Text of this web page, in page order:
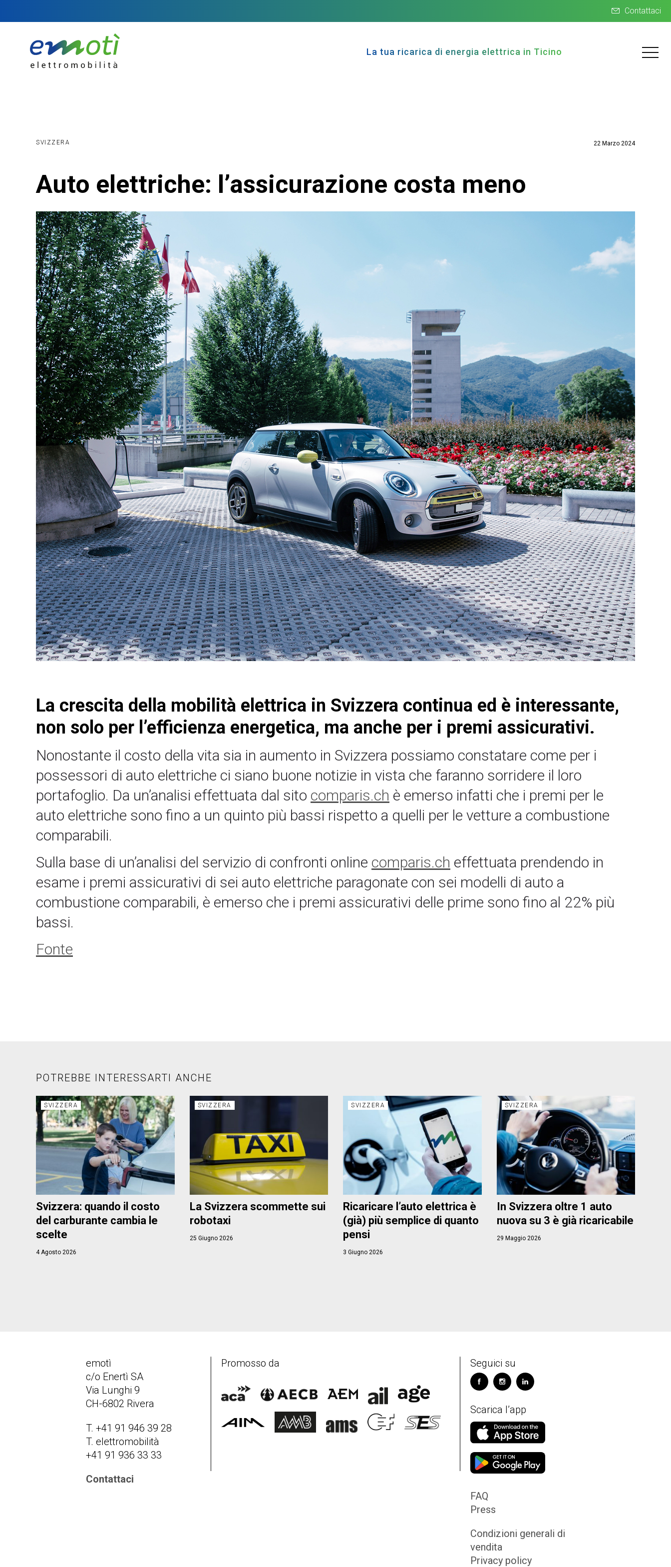
Contattaci
La tua ricarica di energia elettrica in Ticino
SVIZZERA 22 Marzo 2024
Auto elettriche: l’assicurazione costa meno
La crescita della mobilità elettrica in Svizzera continua ed è interessante,
non solo per l’efficienza energetica, ma anche per i premi assicurativi.
Nonostante il costo della vita sia in aumento in Svizzera possiamo constatare come per i
possessori di auto elettriche ci siano buone notizie in vista che faranno sorridere il loro
portafoglio. Da un’analisi effettuata dal sito comparis.ch è emerso infatti che i premi per le
auto elettriche sono fino a un quinto più bassi rispetto a quelli per le vetture a combustione
comparabili.
Sulla base di un’analisi del servizio di confronti online comparis.ch effettuata prendendo in
esame i premi assicurativi di sei auto elettriche paragonate con sei modelli di auto a
combustione comparabili, è emerso che i premi assicurativi delle prime sono fino al 22% più
bassi.
Fonte
POTREBBE INTERESSARTI ANCHE
SVIZZERA
Svizzera: quando il costo
del carburante cambia le
scelte
4 Agosto 2026
SVIZZERA
La Svizzera scommette sui
robotaxi
25 Giugno 2026
SVIZZERA
Ricaricare l’auto elettrica è
(già) più semplice di quanto
pensi
3 Giugno 2026
SVIZZERA
In Svizzera oltre 1 auto
nuova su 3 è già ricaricabile
29 Maggio 2026
emotì
c/o Enertì SA
Via Lunghi 9
CH-6802 Rivera
T. +41 91 946 39 28
T. elettromobilità
+41 91 936 33 33
Contattaci
Promosso da Seguici su
Scarica l’app
FAQ
Press
Condizioni generali di
vendita
Privacy policy